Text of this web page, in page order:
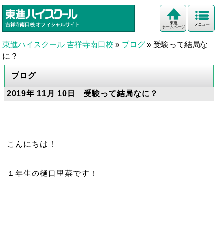
吉祥寺南口校 オフィシャルサイト メニュー
東進
ホームページ
東進ハイスクール 吉祥寺南口校 » ブログ » 受験って結局な
に？
ブログ
2019年 11月 10日 受験って結局なに？
こんにちは！
１年生の樋口里菜です！